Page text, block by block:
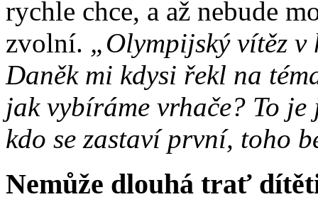
rychle chce, a až nebude
zvolní. „Olympijský vítěz v
Daněk mi kdysi řekl na
jak vybíráme vrhače? To
kdo se zastaví první, toho
Nemůže dlouhá trať